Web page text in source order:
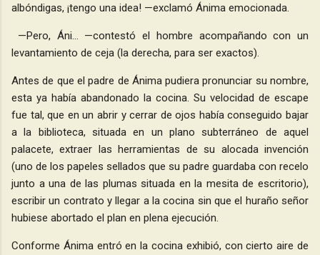
albóndigas, ¡tengo una idea! —exclamó Ánima emocionada.
—Pero, Áni… —contestó el hombre acompañando con un
levantamiento de ceja (la derecha, para ser exactos).
Antes de que el padre de Ánima pudiera pronunciar su nombre,
esta ya había abandonado la cocina. Su velocidad de escape
fue tal, que en un abrir y cerrar de ojos había conseguido bajar
a la biblioteca, situada en un plano subterráneo de aquel
palacete, extraer las herramientas de su alocada invención
(uno de los papeles sellados que su padre guardaba con recelo
junto a una de las plumas situada en la mesita de escritorio),
escribir un contrato y llegar a la cocina sin que el huraño señor
hubiese abortado el plan en plena ejecución.
Conforme Ánima entró en la cocina exhibió, con cierto aire de